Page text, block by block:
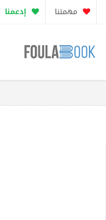
مهمتنا إدعمنا